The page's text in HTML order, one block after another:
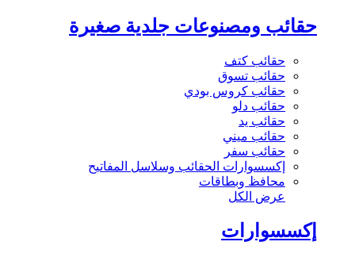
حقائب ومصنوعات جلدية صغيرة
حقائب كتف
حقائب تسوق
حقائب كروس بودي
حقائب دلو
حقائب يد
حقائب ميني
حقائب سفر
إكسسوارات الحقائب وسلاسل المفاتيح
محافظ وبطاقات
عرض الكل
إكسسوارات